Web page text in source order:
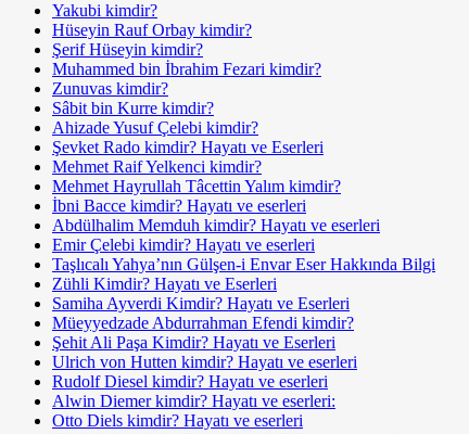
Yakubi kimdir?
Hüseyin Rauf Orbay kimdir?
Şerif Hüseyin kimdir?
Muhammed bin İbrahim Fezari kimdir?
Zunuvas kimdir?
Sâbit bin Kurre kimdir?
Ahizade Yusuf Çelebi kimdir?
Şevket Rado kimdir? Hayatı ve Eserleri
Mehmet Raif Yelkenci kimdir?
Mehmet Hayrullah Tâcettin Yalım kimdir?
İbni Bacce kimdir? Hayatı ve eserleri
Abdülhalim Memduh kimdir? Hayatı ve eserleri
Emir Çelebi kimdir? Hayatı ve eserleri
Taşlıcalı Yahya’nın Gülşen-i Envar Eser Hakkında Bilgi
Zühli Kimdir? Hayatı ve Eserleri
Samiha Ayverdi Kimdir? Hayatı ve Eserleri
Müeyyedzade Abdurrahman Efendi kimdir?
Şehit Ali Paşa Kimdir? Hayatı ve Eserleri
Ulrich von Hutten kimdir? Hayatı ve eserleri
Rudolf Diesel kimdir? Hayatı ve eserleri
Alwin Diemer kimdir? Hayatı ve eserleri:
Otto Diels kimdir? Hayatı ve eserleri